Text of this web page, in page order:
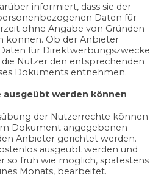
informiert, dass sie der
Daten für
ohne Angabe von Gründen
können. Ob der Anbieter
für Direktwerbungszwecke
Nutzer den entsprechenden
Dokuments entnehmen.
ausgeübt werden können
der Nutzerrechte können
Dokument angegebenen
Anbieter gerichtet werden.
ausgeübt werden und
so früh wie möglich, spätestens
Monats, bearbeitet.